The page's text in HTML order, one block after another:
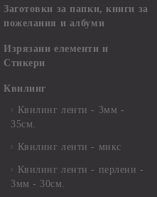
Заготовки за папки, книги за
пожелания и албуми
Изрязани елементи и
Стикери
Квилинг
Квилинг ленти - 3мм -
35см.
Квилинг ленти - микс
Квилинг ленти - перлени -
3мм - 30см.